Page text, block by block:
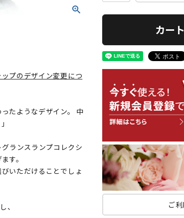
プのデザイン変更につ
たようなデザイン。 中
ランスランプコレクシ
す。
いただけることでしょ
、
カー
ご